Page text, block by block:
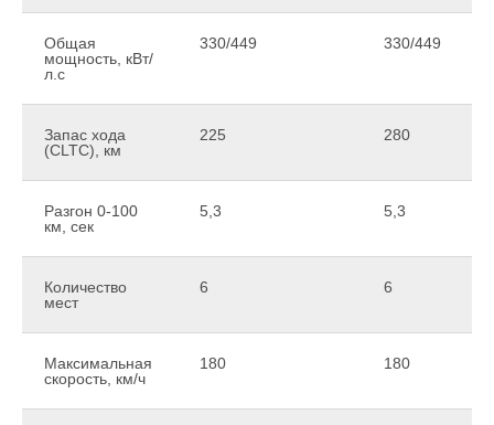
Общая
мощность, кВт/
л.с
330/449 330/449
Запас хода
(CLTC), км
225 280
Разгон 0-100
км, сек
5,3 5,3
Количество
мест
6 6
Максимальная
скорость, км/ч
180 180